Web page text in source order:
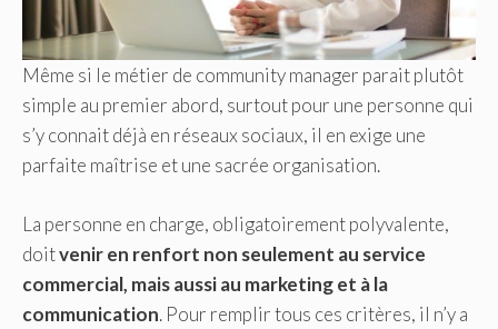
Même si le métier de community manager parait plutôt
simple au premier abord, surtout pour une personne qui
s’y connait déjà en réseaux sociaux, il en exige une
parfaite maîtrise et une sacrée organisation.
La personne en charge, obligatoirement polyvalente,
doitvenir en renfort non seulement au service
commercial, mais aussi au marketing et à la
communication. Pour remplir tous ces critères, il n’y a